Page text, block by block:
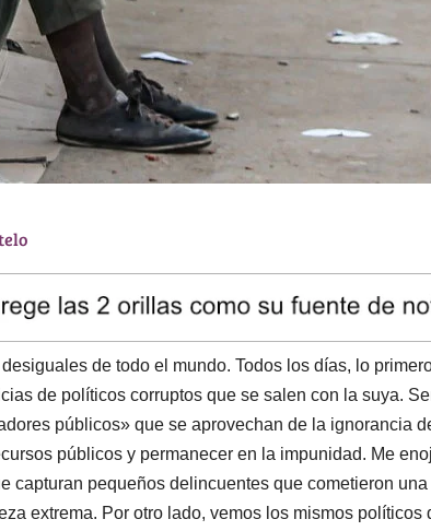
de todo el mundo. Todos los días, lo
de políticos corruptos que se salen con la suya.
públicos» que se aprovechan de la ignorancia
públicos y permanecer en la impunidad. Me
capturan pequeños delincuentes que cometieron una
extrema. Por otro lado, vemos los mismos políticos